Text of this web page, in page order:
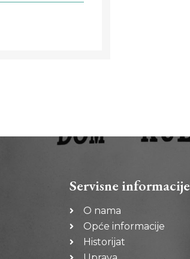
Servisne informacije
O nama
Opće informacije
Historijat